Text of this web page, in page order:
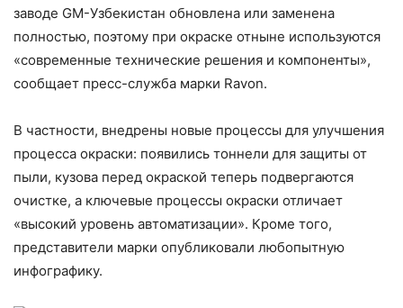
заводе GM-Узбекистан обновлена или заменена
полностью, поэтому при окраске отныне используются
«современные технические решения и компоненты»,
сообщает пресс-служба марки Ravon.
В частности, внедрены новые процессы для улучшения
процесса окраски: появились тоннели для защиты от
пыли, кузова перед окраской теперь подвергаются
очистке, а ключевые процессы окраски отличает
«высокий уровень автоматизации». Кроме того,
представители марки опубликовали любопытную
инфографику.